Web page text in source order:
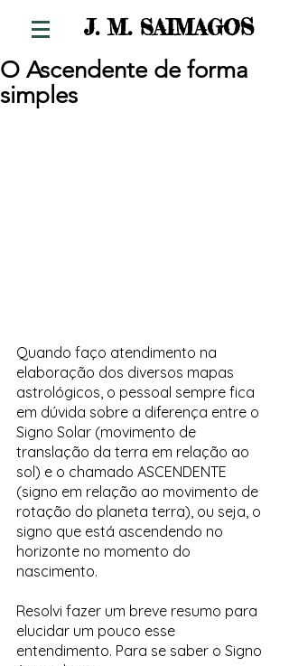
J. M. SAIMAGOS
O Ascendente de forma
simples
Quando faço atendimento na
elaboração dos diversos mapas
astrológicos, o pessoal sempre fica
em dúvida sobre a diferença entre o
Signo Solar (movimento de
translação da terra em relação ao
sol) e o chamado ASCENDENTE
(signo em relação ao movimento de
rotação do planeta terra), ou seja, o
signo que está ascendendo no
horizonte no momento do
nascimento.
Resolvi fazer um breve resumo para
elucidar um pouco esse
entendimento. Para se saber o Signo